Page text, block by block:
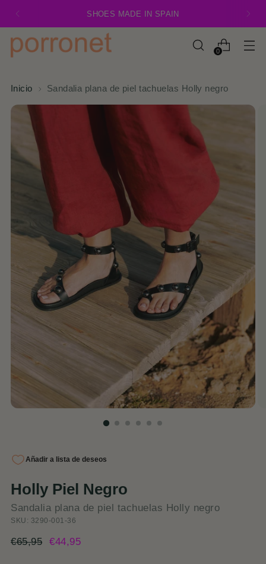
0
SHOES MADE IN SPAIN
Inicio Sandalia plana de piel tachuelas Holly negro
Holly Piel Negro
Sandalia plana de piel tachuelas Holly negro
SKU: 3290-001-36
Precio
€65,95 €44,95